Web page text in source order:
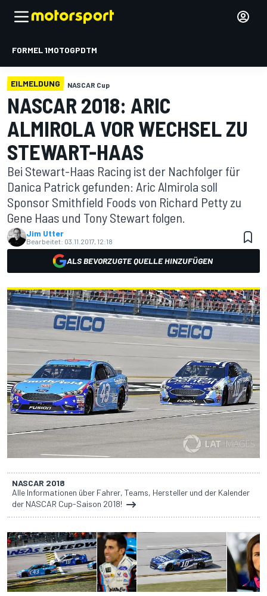
FORMEL 1MOTOGPDTM
EILMELDUNG NASCAR Cup
NASCAR 2018: ARIC
ALMIROLA VOR WECHSEL ZU
STEWART-HAAS
Bei Stewart-Haas Racing ist der Nachfolger für
Danica Patrick gefunden: Aric Almirola soll
Sponsor Smithfield Foods von Richard Petty zu
Gene Haas und Tony Stewart folgen.
Jim Utter
Bearbeitet: 03.11.2017, 12:18
ALS BEVORZUGTE QUELLE HINZUFÜGEN
NASCAR 2018
Alle Informationen über Fahrer, Teams, Hersteller und der Kalender
der NASCAR Cup-Saison 2018!